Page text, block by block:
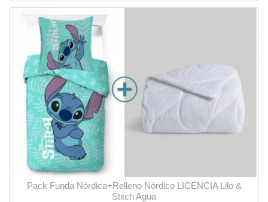
Pack Funda Nórdica+Relleno Nórdico LICENCIA Lilo &
Stitch Agua